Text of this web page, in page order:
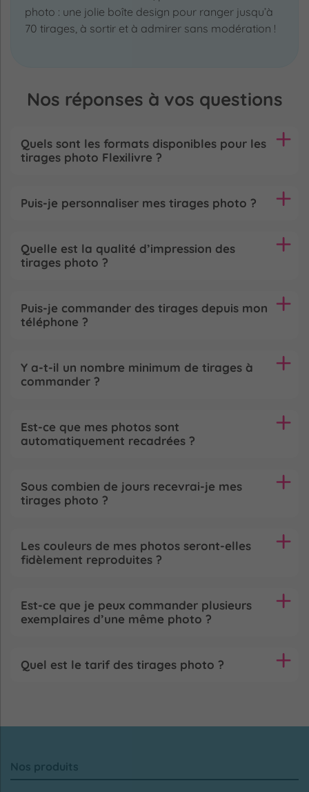
photo : une jolie boîte design pour ranger jusqu’à
70 tirages, à sortir et à admirer sans modération !
Nos réponses à vos questions
Quels sont les formats disponibles pour les
tirages photo Flexilivre ?
Puis-je personnaliser mes tirages photo ?
Quelle est la qualité d’impression des
tirages photo ?
Puis-je commander des tirages depuis mon
téléphone ?
Y a-t-il un nombre minimum de tirages à
commander ?
Est-ce que mes photos sont
automatiquement recadrées ?
Sous combien de jours recevrai-je mes
tirages photo ?
Les couleurs de mes photos seront-elles
fidèlement reproduites ?
Est-ce que je peux commander plusieurs
exemplaires d’une même photo ?
Quel est le tarif des tirages photo ?
Nos produits